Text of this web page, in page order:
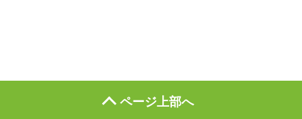
ページ上部へ